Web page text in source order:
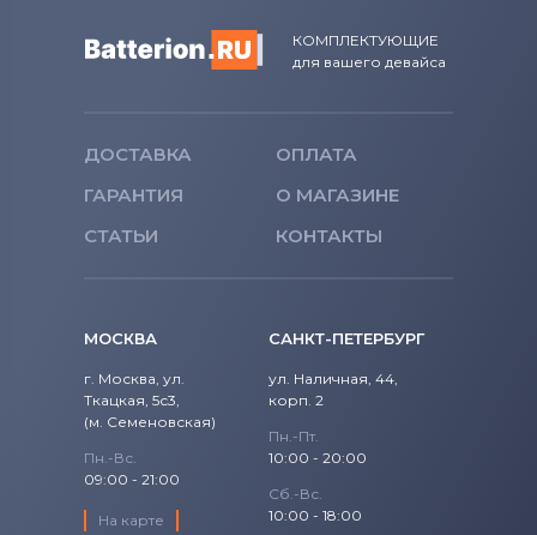
КОМПЛЕКТУЮЩИЕ
для вашего девайса
ДОСТАВКА
ОПЛАТА
ГАРАНТИЯ
О МАГАЗИНЕ
СТАТЬИ
КОНТАКТЫ
МОСКВА
г. Москва, ул.
Ткацкая, 5с3,
(м. Семеновская)
Пн.-Вс.
09:00 - 21:00
На карте
САНКТ-ПЕТЕРБУРГ
ул. Наличная, 44,
корп. 2
Пн.-Пт.
10:00 - 20:00
Сб.-Вс.
10:00 - 18:00